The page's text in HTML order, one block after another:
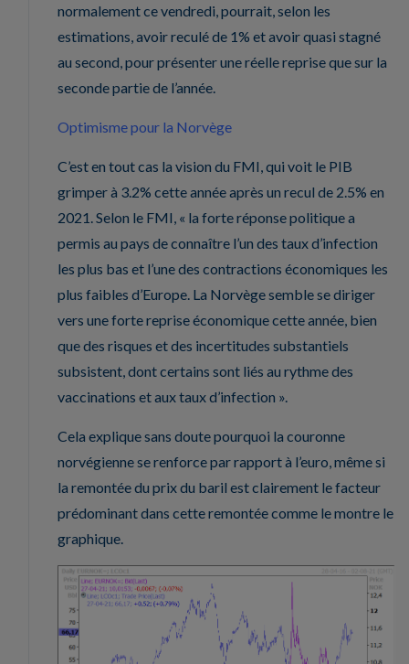
normalement ce vendredi, pourrait, selon les
estimations, avoir reculé de 1% et avoir quasi stagné
au second, pour présenter une réelle reprise que sur la
seconde partie de l’année.
Optimisme pour la Norvège
C’est en tout cas la vision du FMI, qui voit le PIB
grimper à 3.2% cette année après un recul de 2.5% en
2021. Selon le FMI, « la forte réponse politique a
permis au pays de connaître l’un des taux d’infection
les plus bas et l’une des contractions économiques les
plus faibles d’Europe. La Norvège semble se diriger
vers une forte reprise économique cette année, bien
que des risques et des incertitudes substantiels
subsistent, dont certains sont liés au rythme des
vaccinations et aux taux d’infection ».
Cela explique sans doute pourquoi la couronne
norvégienne se renforce par rapport à l’euro, même si
la remontée du prix du baril est clairement le facteur
prédominant dans cette remontée comme le montre le
graphique.